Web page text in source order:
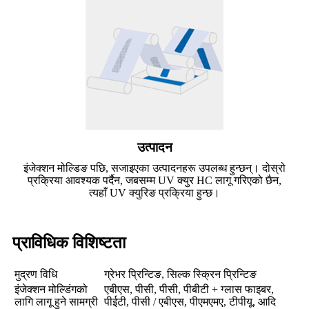
उत्पादन
इंजेक्शन मोल्डिङ पछि, सजाइएका उत्पादनहरू उपलब्ध हुन्छन्। दोस्रो
प्रक्रिया आवश्यक पर्दैन, जबसम्म UV क्युर HC लागू गरिएको छैन,
त्यहाँ UV क्युरिङ प्रक्रिया हुन्छ।
प्राविधिक विशिष्टता
मुद्रण विधि
ग्रेभर प्रिन्टिङ, सिल्क स्क्रिन प्रिन्टिङ
इंजेक्शन मोल्डिंगको
लागि लागू हुने सामग्री
एबीएस, पीसी, पीसी, पीबीटी + ग्लास फाइबर,
पीईटी, पीसी / एबीएस, पीएमएमए, टीपीयू, आदि